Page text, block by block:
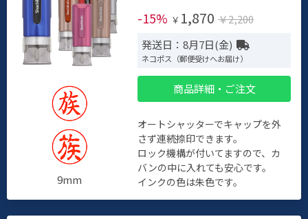
9mm
-15% ￥ 1,870 ￥2,200
発送日：8月7日(金)
ネコポス（郵便受けへお届け）
商品詳細・ご注文
オートシャッターでキャップを外
さず連続捺印できます。
ロック機構が付いてますので、カ
バンの中に入れても安心です。
インクの色は朱色です。